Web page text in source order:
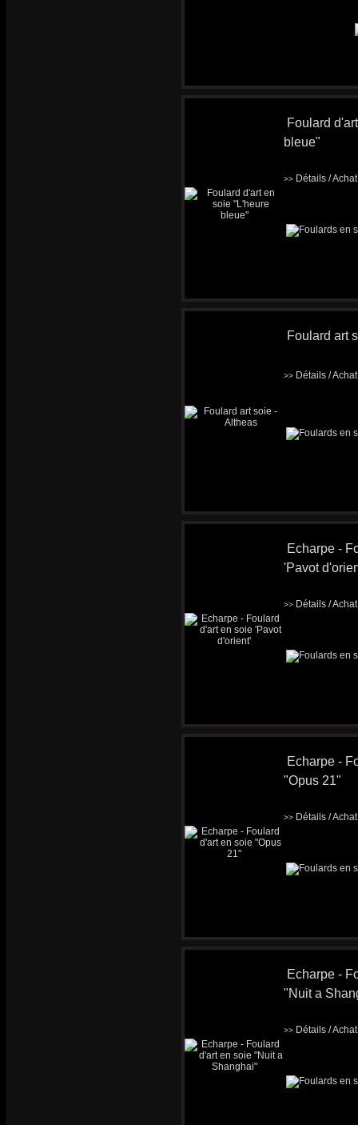
Foulard
bleue"
>> Détails /
Foulard art
>> Détails /
Echarpe -
'Pavot
>> Détails /
Echarpe -
"Opus 21"
>> Détails /
Echarpe -
"Nuit a
>> Détails /